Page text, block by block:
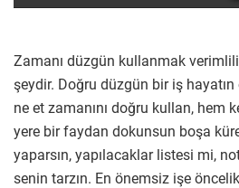
Zamanı düzgün kullanmak
şeydir. Doğru düzgün bir iş
ne et zamanını doğru kullan, hem
yere bir faydan dokunsun boşa
yaparsın, yapılacaklar listesi mi,
senin tarzın. En önemsiz işe